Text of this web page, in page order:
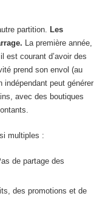
partition. Les
La première année,
est courant d’avoir des
prend son envol (au
indépendant peut générer
avec des boutiques
multiples :
de partage des
des promotions et de